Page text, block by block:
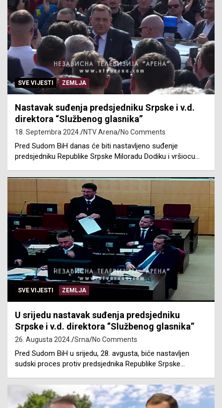
SVE VIJESTI ZEMLJA
Nastavak suđenja predsjedniku Srpske i v.d.
direktora “Službenog glasnika”
18. Septembra 2024. NTV Arena No Comments
Pred Sudom BiH danas će biti nastavljeno suđenje
predsjedniku Republike Srpske Miloradu Dodiku i vršiocu…
SVE VIJESTI ZEMLJA
U srijedu nastavak suđenja predsjedniku
Srpske i v.d. direktora “Službenog glasnika”
26. Augusta 2024. Srna No Comments
Pred Sudom BiH u srijedu, 28. avgusta, biće nastavljen
sudski proces protiv predsjednika Republike Srpske…